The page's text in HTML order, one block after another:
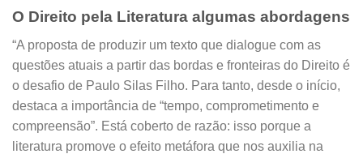
O Direito pela Literatura algumas abordagens
“A proposta de produzir um texto que dialogue com as
questões atuais a partir das bordas e fronteiras do Direito é
o desafio de Paulo Silas Filho. Para tanto, desde o início,
destaca a importância de “tempo, comprometimento e
compreensão”. Está coberto de razão: isso porque a
literatura promove o efeito metáfora que nos auxilia na